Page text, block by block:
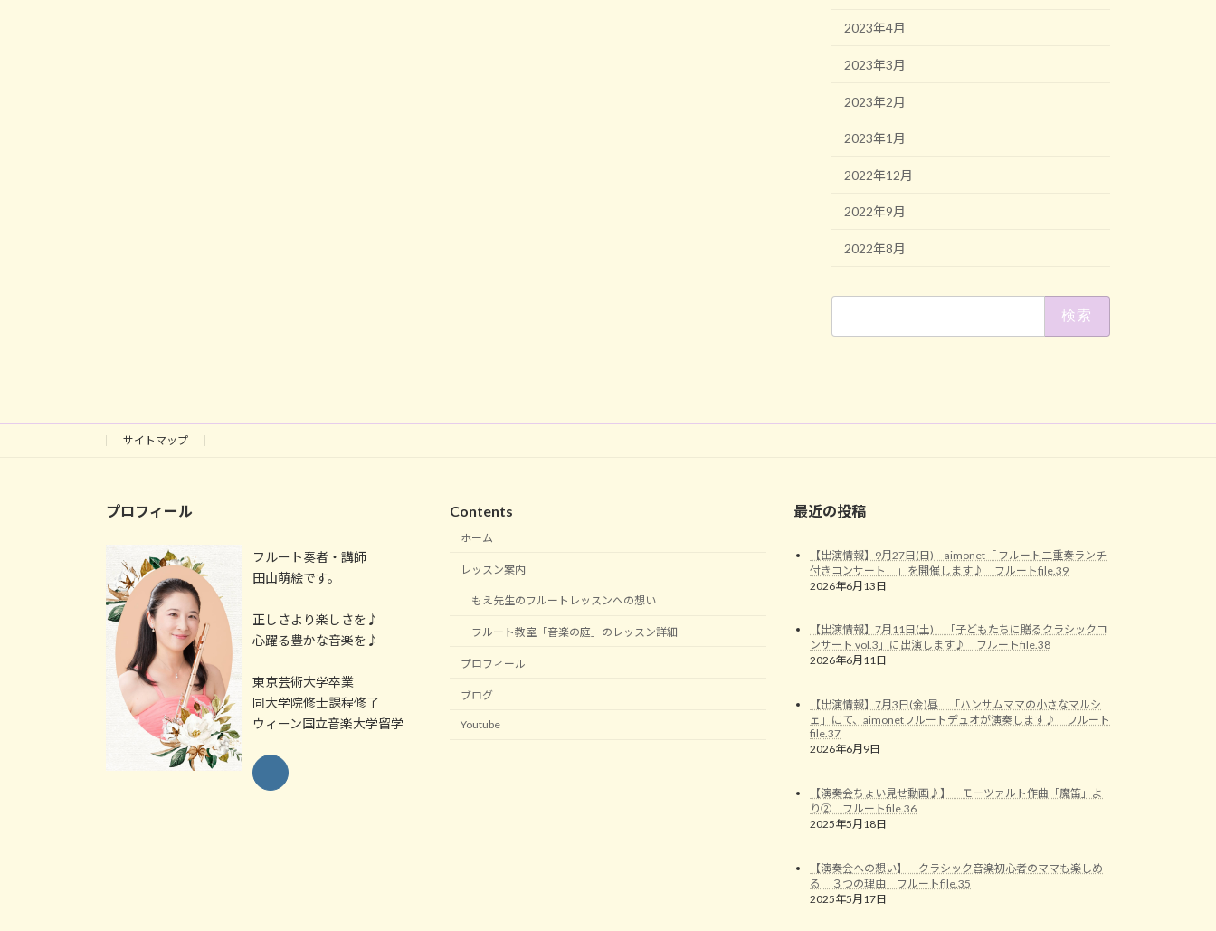
2023年4月
2023年3月
2023年2月
2023年1月
2022年12月
2022年9月
2022年8月
サイトマップ
プロフィール
フルート奏者・講師
田山萌絵です。
正しさより楽しさを♪
心躍る豊かな音楽を♪
東京芸術大学卒業
同大学院修士課程修了
ウィーン国立音楽大学留学
Contents
ホーム
レッスン案内
もえ先生のフルートレッスンへの想い
フルート教室「音楽の庭」のレッスン詳細
プロフィール
ブログ
Youtube
最近の投稿
【出演情報】9月27日(日) aimonet「 フルート二重奏ランチ
付きコンサート 」を開催します♪ フルートfile.39
2026年6月13日
【出演情報】7月11日(土) 「子どもたちに贈るクラシックコ
ンサート vol.3」に出演します♪ フルートfile.38
2026年6月11日
【出演情報】7月3日(金)昼 「ハンサムママの小さなマルシ
ェ」にて、aimonetフルートデュオが演奏します♪ フルート
file.37
2026年6月9日
【演奏会ちょい見せ動画♪】 モーツァルト作曲「魔笛」よ
り② フルートfile.36
2025年5月18日
【演奏会への想い】 クラシック音楽初心者のママも楽しめ
る ３つの理由 フルートfile.35
2025年5月17日